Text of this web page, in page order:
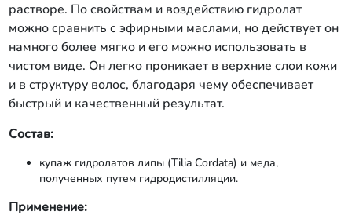
растворе. По свойствам и воздействию гидролат
можно сравнить с эфирными маслами, но действует он
намного более мягко и его можно использовать в
чистом виде. Он легко проникает в верхние слои кожи
и в структуру волос, благодаря чему обеспечивает
быстрый и качественный результат.
Состав:
купаж гидролатов липы (Tilia Cordata) и меда,
полученных путем гидродистилляции.
Применение: